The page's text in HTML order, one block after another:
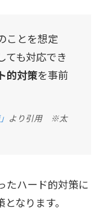
ことを想定
ても対応でき
的対策を事前
より引用 ※太
たハード的対策に
なります。